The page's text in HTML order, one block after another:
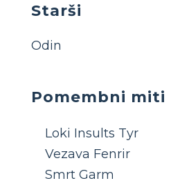
Starši
Odin
Pomembni miti
Loki Insults Tyr
Vezava Fenrir
Smrt Garm